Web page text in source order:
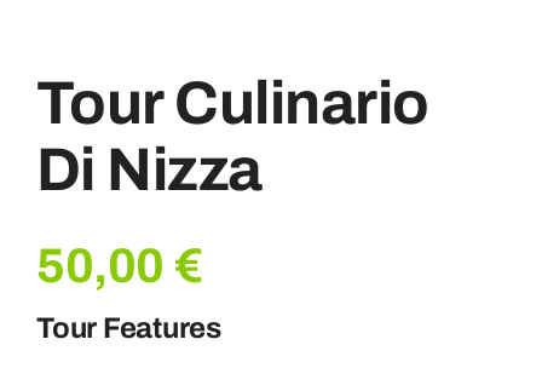
Tour Culinario
Di Nizza
50,00 €
Tour Features